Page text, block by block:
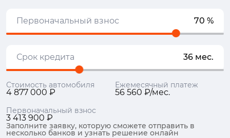
Первоначальный взнос 70 %
Срок кредита 36 мес.
Стоимость автомобиля
4 877 000 ₽
Ежемесячный платеж
56 560 ₽/мес.
Первоначальный взнос
3 413 900 ₽
Заполните заявку, которую сможете отправить в
несколько банков и узнать решение онлайн